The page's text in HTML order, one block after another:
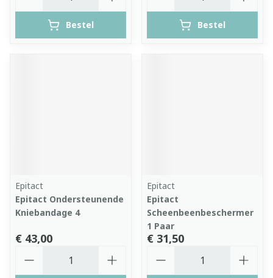
Bestel Bestel
Epitact
Epitact Ondersteunende
Kniebandage 4
€ 43,00
Epitact
Epitact
Scheenbeenbeschermer
1 Paar
€ 31,50